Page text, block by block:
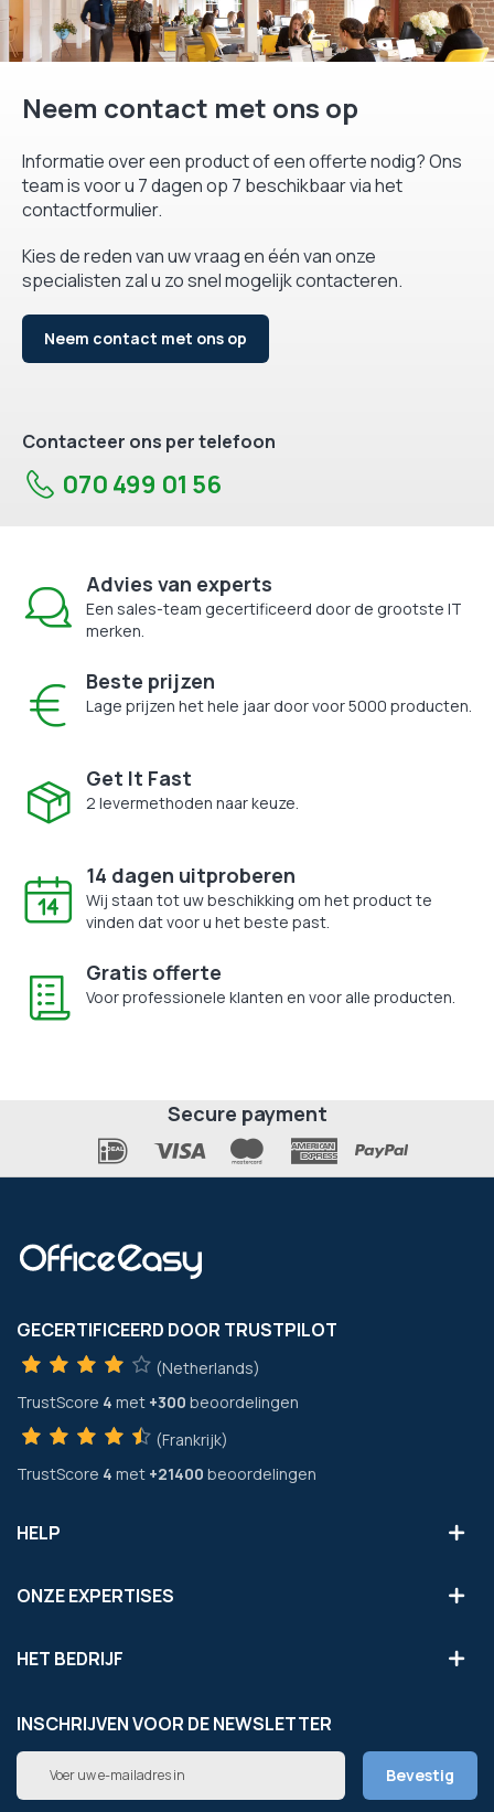
Neem contact met ons op
Informatie over een product of een offerte nodig? Ons
team is voor u 7 dagen op 7 beschikbaar via het
contactformulier.
Kies de reden van uw vraag en één van onze
specialisten zal u zo snel mogelijk contacteren.
Neem contact met ons op
Contacteer ons per telefoon
070 499 01 56
Advies van experts
Een sales-team gecertificeerd door de grootste IT
merken.
Beste prijzen
Lage prijzen het hele jaar door voor 5000 producten.
Get It Fast
2 levermethoden naar keuze.
14 dagen uitproberen
Wij staan tot uw beschikking om het product te
vinden dat voor u het beste past.
Gratis offerte
Voor professionele klanten en voor alle producten.
Secure payment
GECERTIFICEERD DOOR TRUSTPILOT
(Netherlands)
TrustScore 4 met +300 beoordelingen
(Frankrijk)
TrustScore 4 met +21400 beoordelingen
HELP
ONZE EXPERTISES
HET BEDRIJF
INSCHRIJVEN VOOR DE NEWSLETTER
Abonneer
op
Bevestig